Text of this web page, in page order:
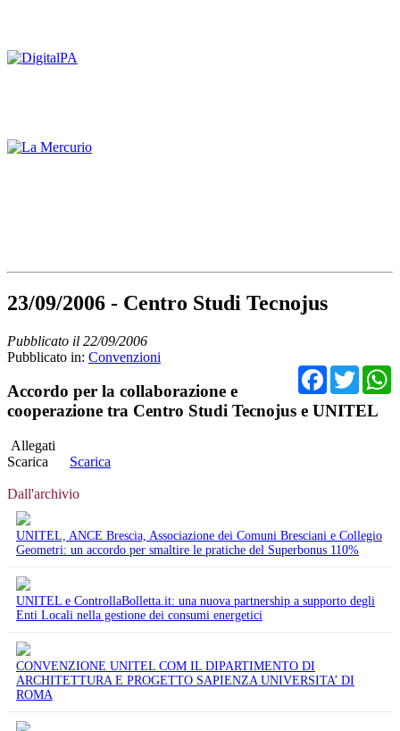
23/09/2006 - Centro Studi Tecnojus
Pubblicato il 22/09/2006
Pubblicato in: Convenzioni
Accordo per la collaborazione e
cooperazione tra Centro Studi Tecnojus e UNITEL
Allegati
Scarica
Scarica
Dall'archivio
UNITEL, ANCE Brescia, Associazione dei Comuni Bresciani e Collegio
Geometri: un accordo per smaltire le pratiche del Superbonus 110%
UNITEL e ControllaBolletta.it: una nuova partnership a supporto degli
Enti Locali nella gestione dei consumi energetici
CONVENZIONE UNITEL COM IL DIPARTIMENTO DI
ARCHITETTURA E PROGETTO SAPIENZA UNIVERSITA’ DI
ROMA